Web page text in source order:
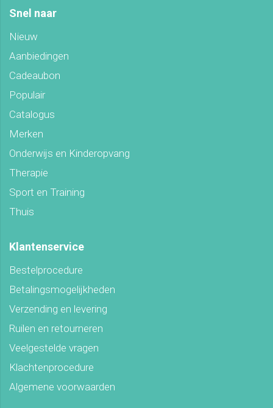
Snel naar
Nieuw
Aanbiedingen
Cadeaubon
Populair
Catalogus
Merken
Onderwijs en Kinderopvang
Therapie
Sport en Training
Thuis
Klantenservice
Bestelprocedure
Betalingsmogelijkheden
Verzending en levering
Ruilen en retourneren
Veelgestelde vragen
Klachtenprocedure
Algemene voorwaarden